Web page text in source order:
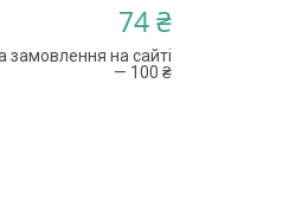
74 ₴
замовлення на сайті
— 100 ₴